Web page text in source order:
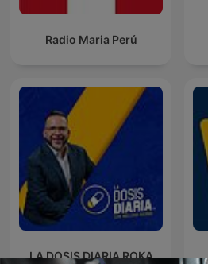
Radio Maria Perú
LA DOSIS DIARIA ROKA